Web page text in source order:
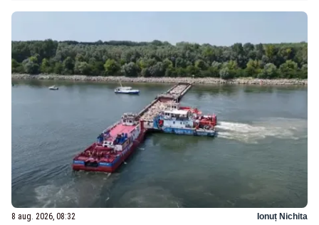
8 aug. 2026, 08:32 Ionuț Nichita